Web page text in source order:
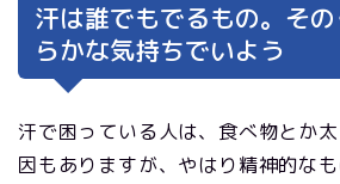
汗は誰でもでるもの。そ
らかな気持ちでいよう
汗で困っている人は、食べ物とか
因もありますが、やはり精神的な